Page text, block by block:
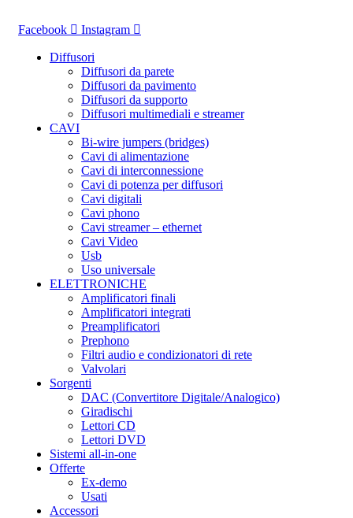
Facebook Instagram
Diffusori
Diffusori da parete
Diffusori da pavimento
Diffusori da supporto
Diffusori multimediali e streamer
CAVI
Bi-wire jumpers (bridges)
Cavi di alimentazione
Cavi di interconnessione
Cavi di potenza per diffusori
Cavi digitali
Cavi phono
Cavi streamer – ethernet
Cavi Video
Usb
Uso universale
ELETTRONICHE
Amplificatori finali
Amplificatori integrati
Preamplificatori
Prephono
Filtri audio e condizionatori di rete
Valvolari
Sorgenti
DAC (Convertitore Digitale/Analogico)
Giradischi
Lettori CD
Lettori DVD
Sistemi all-in-one
Offerte
Ex-demo
Usati
Accessori